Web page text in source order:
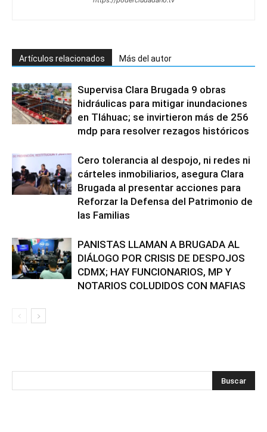
Artículos relacionados Más del autor
Supervisa Clara Brugada 9 obras
hidráulicas para mitigar inundaciones
en Tláhuac; se invirtieron más de 256
mdp para resolver rezagos históricos
Cero tolerancia al despojo, ni redes ni
cárteles inmobiliarios, asegura Clara
Brugada al presentar acciones para
Reforzar la Defensa del Patrimonio de
las Familias
PANISTAS LLAMAN A BRUGADA AL
DIÁLOGO POR CRISIS DE DESPOJOS
CDMX; HAY FUNCIONARIOS, MP Y
NOTARIOS COLUDIDOS CON MAFIAS